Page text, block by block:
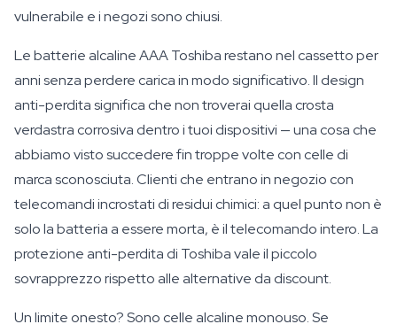
vulnerabile e i negozi sono chiusi.
Le batterie alcaline AAA Toshiba restano nel cassetto per
anni senza perdere carica in modo significativo. Il design
anti-perdita significa che non troverai quella crosta
verdastra corrosiva dentro i tuoi dispositivi — una cosa che
abbiamo visto succedere fin troppe volte con celle di
marca sconosciuta. Clienti che entrano in negozio con
telecomandi incrostati di residui chimici: a quel punto non è
solo la batteria a essere morta, è il telecomando intero. La
protezione anti-perdita di Toshiba vale il piccolo
sovrapprezzo rispetto alle alternative da discount.
Un limite onesto? Sono celle alcaline monouso. Se